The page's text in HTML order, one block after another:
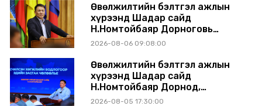
Өвөлжилтийн бэлтгэл ажлын
хүрээнд Шадар сайд
Н.Номтойбаяр Дорноговь
аймагт ажиллав
2026-08-06 09:08:00
Өвөлжилтийн бэлтгэл ажлын
хүрээнд Шадар сайд
Н.Номтойбаяр Дорнод,
Сүхбаатар аймагт ажиллав
2026-08-05 17:30:00